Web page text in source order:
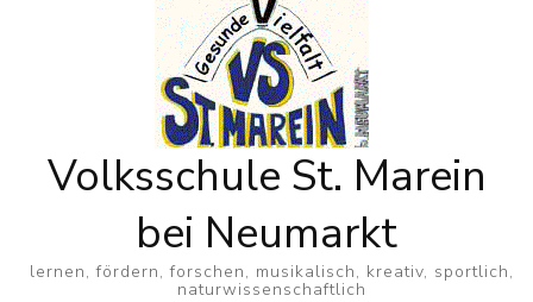
Volksschule St. Marein
bei Neumarkt
lernen, fördern, forschen, musikalisch, kreativ, sportlich,
naturwissenschaftlich